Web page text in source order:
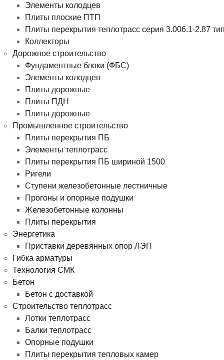
Элементы колодцев
Плиты плоские ПТП
Плиты перекрытия теплотрасс серия 3.006.1-2.87
Коллекторы
Дорожное строительство
Фундаментные блоки (ФБС)
Элементы колодцев
Плиты дорожные
Плиты ПДН
Плиты дорожные
Промышленное строительство
Плиты перекрытия ПБ
Элементы теплотрасс
Плиты перекрытия ПБ шириной 1500
Ригели
Ступени железобетонные лестничные
Прогоны и опорные подушки
Железобетонные колонны
Плиты перекрытия
Энергетика
Приставки деревянных опор ЛЭП
Гибка арматуры
Технология СМК
Бетон
Бетон с доставкой
Строительство теплотрасс
Лотки теплотрасс
Балки теплотрасс
Опорные подушки
Плиты перекрытия тепловых камер